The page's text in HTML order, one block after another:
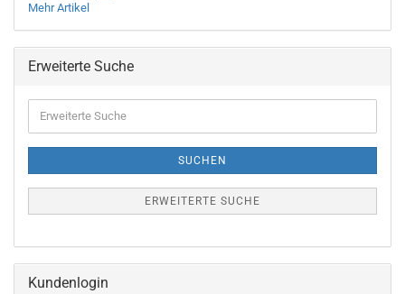
Mehr Artikel
Erweiterte Suche
Suche
SUCHEN
ERWEITERTE SUCHE
Kundenlogin